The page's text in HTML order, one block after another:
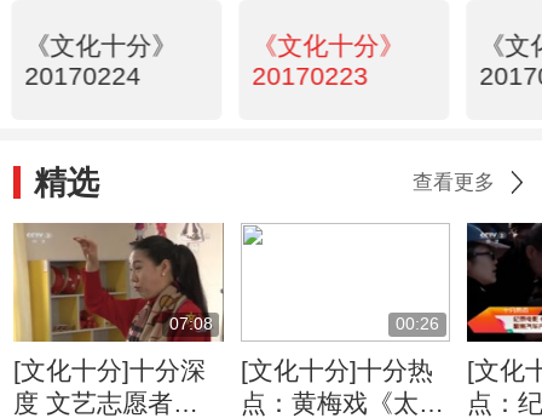
《文化十分》
20170224
《文化十分》
20170223
《
精选 查看更多
07:08
[文化十分]十分深
度 文艺志愿者：
00:26
[文化十分]十分热
点：黄梅戏《太白
[文化
点：